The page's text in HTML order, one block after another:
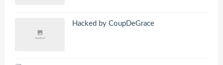
Hacked by CoupDeGrace